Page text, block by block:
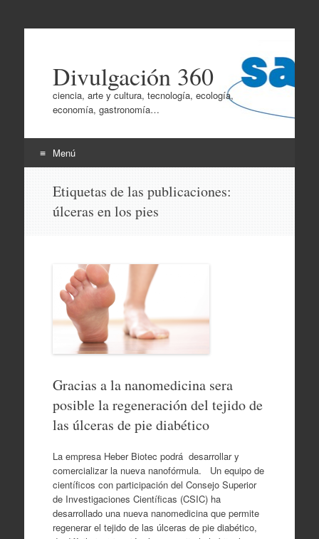
Divulgación 360
ciencia, arte y cultura, tecnología, ecología,
economía, gastronomía…
Menú
contenido
Etiquetas de las publicaciones:
úlceras en los pies
Gracias a la nanomedicina sera
posible la regeneración del tejido de
las úlceras de pie diabético
La empresa Heber Biotec podrá desarrollar y
comercializar la nueva nanofórmula. Un equipo de
científicos con participación del Consejo Superior
de Investigaciones Científicas (CSIC) ha
desarrollado una nueva nanomedicina que permite
regenerar el tejido de las úlceras de pie diabético,